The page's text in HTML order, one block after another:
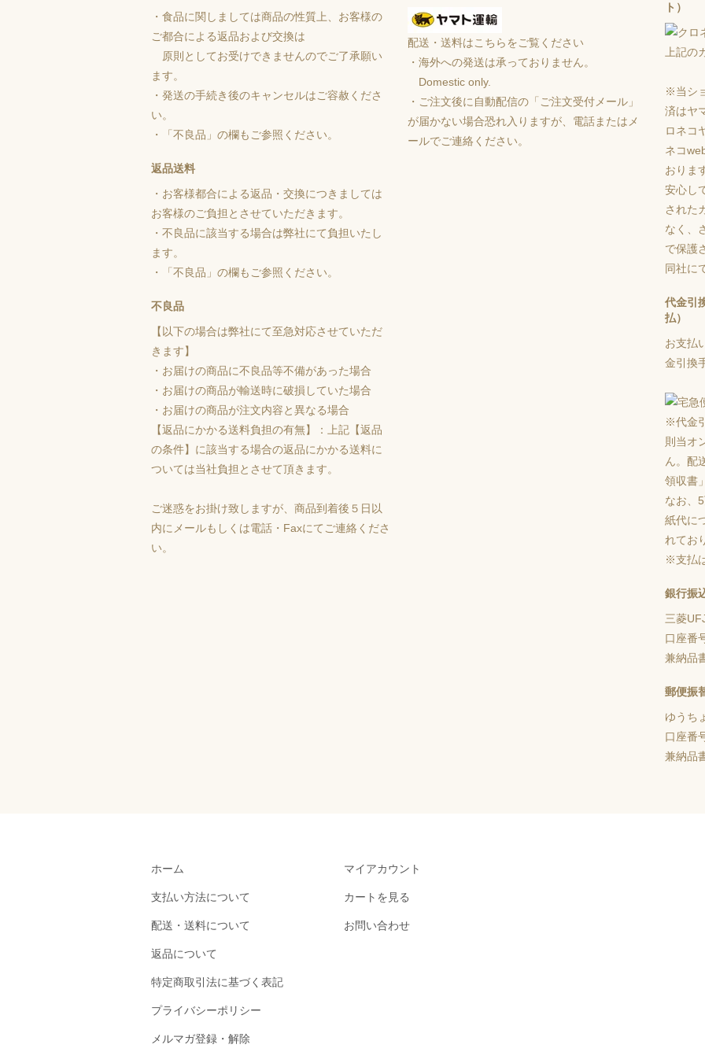
・食品に関しましては商品の性質上、お客様の
ご都合による返品および交換は
原則としてお受けできませんのでご了承願い
ます。
・発送の手続き後のキャンセルはご容赦くださ
い。
・「不良品」の欄もご参照ください。
返品送料
・お客様都合による返品・交換につきましては
お客様のご負担とさせていただきます。
・不良品に該当する場合は弊社にて負担いたし
ます。
・「不良品」の欄もご参照ください。
不良品
【以下の場合は弊社にて至急対応させていただ
きます】
・お届けの商品に不良品等不備があった場合
・お届けの商品が輸送時に破損していた場合
・お届けの商品が注文内容と異なる場合
【返品にかかる送料負担の有無】：上記【返品
の条件】に該当する場合の返品にかかる送料に
ついては当社負担とさせて頂きます。
ご迷惑をお掛け致しますが、商品到着後５日以
内にメールもしくは電話・Faxにてご連絡くださ
い。
配送・送料はこちらをご覧ください
・海外への発送は承っておりません。
Domestic only.
・ご注文後に自動配信の「ご注文受付メール」
が届かない場合恐れ入りますが、電話またはメ
ールでご連絡ください。
ト）
上記の
※当シ
済はヤ
ロネコ
ネコ
おりま
安心し
された
なく、
で保護
同社に
代金引
払）
お支払
金引換
※代金
則当オ
ん。配
領収書
なお、
紙代に
れてお
※支払
銀行振
三菱
口座番
兼納品
郵便振
ゆうち
口座番
兼納品
ホーム
支払い方法について
配送・送料について
返品について
特定商取引法に基づく表記
プライバシーポリシー
メルマガ登録・解除
マイアカウント
カートを見る
お問い合わせ